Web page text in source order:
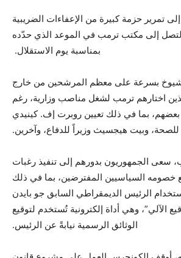
تمرير حزمة كبيرة من الإعفاءات الضريبية
إلى مكتب ترمب في الموعد الذي حدّده
بمناسبة يوم الاستقلال.
بسرعة على معظم المرشحين من خارج
اختارهم ترمب لشغل مناصب وزارية، رغم
بما في ذلك تعيين روبرت إف. كينيدي
للصحة، وبيت هيجسيث وزيراً للدفاع، وآخرين.
سعى الجمهوريون بدورهم إلى تنفيذ رغبات
السياسيين المفترضين، بما في ذلك
الرئيس الديمقراطي السابق جو بايدن
الآلي”، وهي أداة إلكترونية تُستخدم لتوقيع
الوثائق الرسمية نيابةً عن الرئيس.